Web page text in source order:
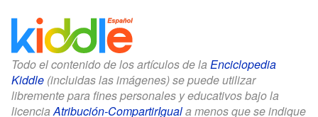
Todo el contenido de los artículos de la Enciclopedia
Kiddle (incluidas las imágenes) se puede utilizar
libremente para fines personales y educativos bajo la
licenciaAtribución-CompartirIguala menos que se indique